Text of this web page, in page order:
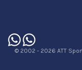
© 2002 - 2026 ATT